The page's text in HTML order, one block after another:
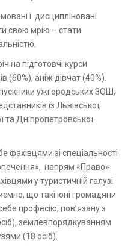
і дисципліновані
свою мрію – стати
на підготовчі курси
(60%), аніж дівчат (40%).
ужгородських ЗОШ,
із Львівської,
та Дніпропетровської
фахівцями зі спеціальності
напрям «Право»
у туристичній галузі
що такі юні громадяни
професію, пов’язану з
землевпорядкуванням
(18 осіб).